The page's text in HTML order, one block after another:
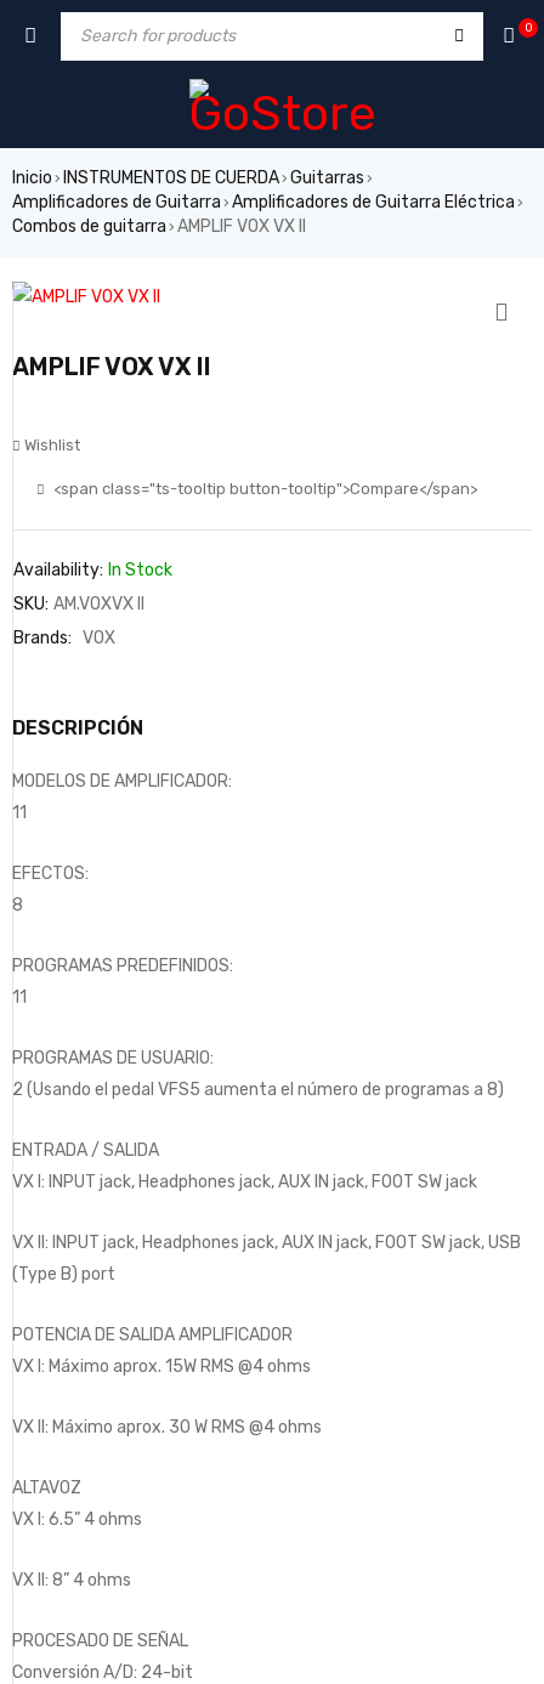
0
Inicio › INSTRUMENTOS DE CUERDA› Guitarras ›
Amplificadores de Guitarra › Amplificadores de Guitarra Eléctrica ›
Combos de guitarra › AMPLIF VOX VX II
AMPLIF VOX VX II
Wishlist
<span class="ts-tooltip button-tooltip">Compare</span>
Availability: In Stock
SKU: AM.VOXVX II
Brands: VOX
DESCRIPCIÓN
MODELOS DE AMPLIFICADOR:
11
EFECTOS:
8
PROGRAMAS PREDEFINIDOS:
11
PROGRAMAS DE USUARIO:
2 (Usando el pedal VFS5 aumenta el número de programas a 8)
ENTRADA / SALIDA
VX I: INPUT jack, Headphones jack, AUX IN jack, FOOT SW jack
VX II: INPUT jack, Headphones jack, AUX IN jack, FOOT SW jack, USB
(Type B) port
POTENCIA DE SALIDA AMPLIFICADOR
VX I: Máximo aprox. 15W RMS @4 ohms
VX II: Máximo aprox. 30 W RMS @4 ohms
ALTAVOZ
VX I: 6.5” 4 ohms
VX II: 8” 4 ohms
PROCESADO DE SEÑAL
Conversión A/D: 24-bit